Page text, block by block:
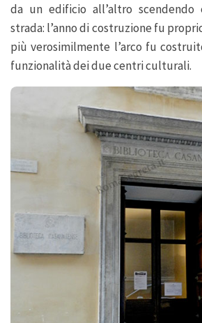
da un edificio all’altro scendendo
strada: l’anno di costruzione fu
più verosimilmente l’arco fu
funzionalità dei due centri culturali.